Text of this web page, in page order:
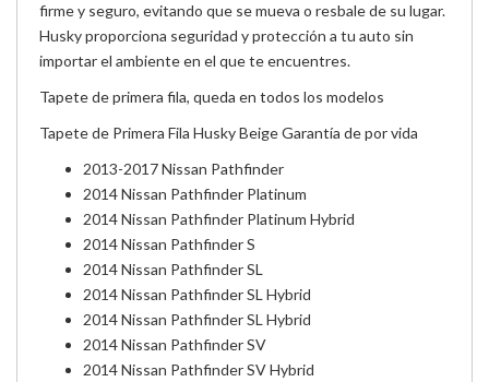
firme y seguro, evitando que se mueva o resbale de su lugar.
Husky proporciona seguridad y protección a tu auto sin
importar el ambiente en el que te encuentres.
Tapete de primera fila, queda en todos los modelos
Tapete de Primera Fila Husky BeigeGarantía de por vida
2013-2017 Nissan Pathfinder
2014 Nissan Pathfinder Platinum
2014 Nissan Pathfinder Platinum Hybrid
2014 Nissan Pathfinder S
2014 Nissan Pathfinder SL
2014 Nissan Pathfinder SL Hybrid
2014 Nissan Pathfinder SL Hybrid
2014 Nissan Pathfinder SV
2014 Nissan Pathfinder SV Hybrid